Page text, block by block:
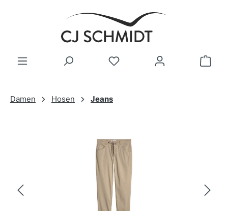
Zum Hauptinhalt springen
Damen Hosen Jeans